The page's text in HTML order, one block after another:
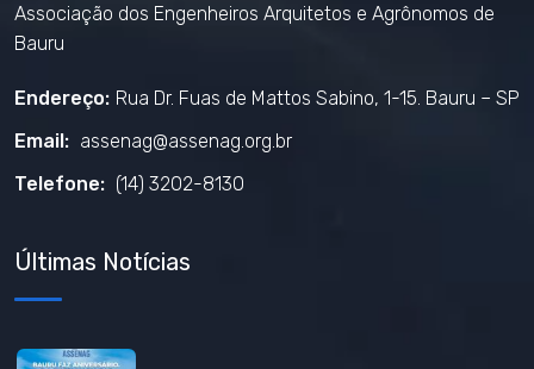
Associação dos Engenheiros Arquitetos e Agrônomos de
Bauru
Endereço: Rua Dr. Fuas de Mattos Sabino, 1-15. Bauru – SP
Email: assenag@assenag.org.br
Telefone: (14) 3202-8130
Últimas Notícias